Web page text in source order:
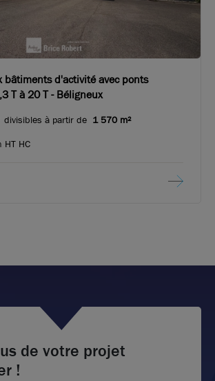
d'activité avec ponts
T à 20 T - Béligneux
à partir de 1 570 m²
HT HC
de votre projet
!